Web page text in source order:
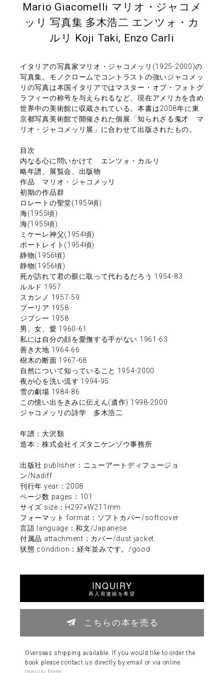
Mario Giacomelli マリオ・ジャコメ
ッリ 写真集 多木浩二 エンツォ・カ
ルリ Koji Taki, Enzo Carli
イタリアの写真家マリオ・ジャコメッリ(1925-2000)の
写真集。モノクロームでコントラストの強いジャコメッ
リの写真は本国イタリアではマスター・オブ・フォトグ
ラフィーの称号を与えられるなど、現在アメリカを含め
世界中の美術館に収蔵されている。本書は2008年に東
京都写真美術館で開催された個展「知られざる鬼才 マ
リオ・ジャコメッリ展」に合わせて出版されたもの。
目次
内なる心に問いかけて エンツォ・カルリ
略年譜、展覧会、出版物
作品 マリオ・ジャコメッリ
初期の作品群
ロレートの聖堂(1959頃)
海(1955頃)
海(1955頃)
ミケーレ神父(1954頃)
ポートレイト(1954頃)
静物(1956頃)
静物(1956頃)
死が訪れて君の眼に取って代わるだろう 1954-83
ルルド 1957
スカンノ 1957-59
プーリア 1958
ジプシー 1958
男、女、愛 1960-61
私には自分の顔を愛撫する手がない 1961-63
善き大地 1964-66
樹木の断面 1967-68
自然について知っていること 1954-2000
夜が心を洗い流す 1994-95
雪の劇場 1984-86
この憶い出をきみに伝えん(遺作) 1998-2000
ジャコメッリの詩学 多木浩二
年譜：大沢類
造本：株式会社イズタニケンゾウ事務所
出版社 publisher：ニューアートディフュージョ
ン/Nadiff
刊行年 year：2008
ページ数 pages：101
サイズ size：H297×W211mm
フォーマット format：ソフトカバー/softcover
言語 language：和文/Japanese
付属品 attachment：カバー/dust jacket.
状態 condition：経年並みです。/good.
INQUIRY
再入荷連絡を希望
こちらの本を売る
Overseas shipping available. If you would like to order the
book please contact us directly by email or via online